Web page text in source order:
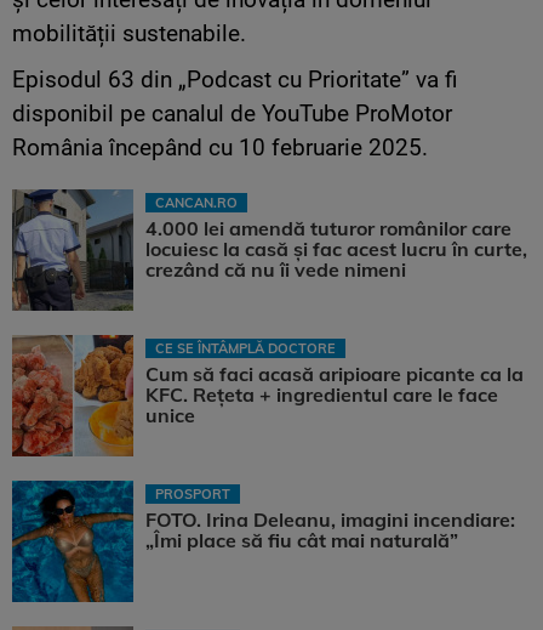
mobilității sustenabile.
Episodul 63 din „Podcast cu Prioritate” va fi
disponibil pe canalul de YouTube ProMotor
România începând cu 10 februarie 2025.
CANCAN.RO
4.000 lei amendă tuturor românilor care
locuiesc la casă și fac acest lucru în curte,
crezând că nu îi vede nimeni
CE SE ÎNTÂMPLĂ DOCTORE
Cum să faci acasă aripioare picante ca la
KFC. Rețeta + ingredientul care le face
unice
PROSPORT
FOTO. Irina Deleanu, imagini incendiare:
„Îmi place să fiu cât mai naturală”